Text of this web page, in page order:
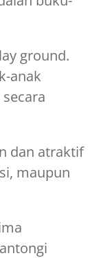
ground.
anak
dan atraktif
maupun